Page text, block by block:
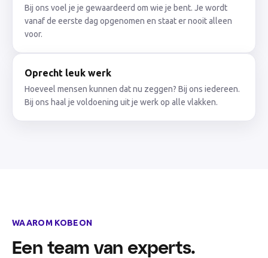
Bij ons voel je je gewaardeerd om wie je bent. Je wordt
vanaf de eerste dag opgenomen en staat er nooit alleen
voor.
Oprecht leuk werk
Hoeveel mensen kunnen dat nu zeggen? Bij ons iedereen.
Bij ons haal je voldoening uit je werk op alle vlakken.
WAAROM KOBEON
Een team van experts.